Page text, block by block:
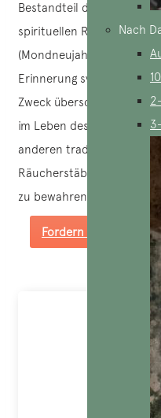
Nach
Bestandteil der
spirituellen Ritualen,
(Mondneujahrsfest),
Erinnerung symbolisiert.
Zweck überschritten und
im Leben des
anderen traditionellen
Räucherstäbchen dazu
zu bewahren und zu ehren.
Fordern Sie ein